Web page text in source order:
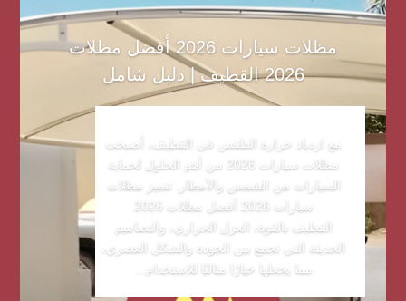
مظلات سيارات 2026 أفضل مظلات
2026 القطيف | دليل شامل
مع ازدياد حرارة الطقس في القطيف، أصبحت
مظلات سيارات 2026 من أهم الحلول لحماية
السيارات من الشمس والأمطار. تتميز مظلات
سيارات 2026 أفضل مظلات 2026
القطيف بالقوة، العزل الحراري، والتصاميم
الحديثة التي تجمع بين الجودة والشكل العصري،
مما يجعلها خيارًا مثاليًا للاستخدام...